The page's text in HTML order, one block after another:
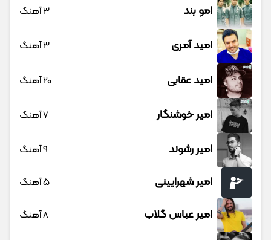
امو بند 3 آهنگ
امید آمری 3 آهنگ
امید عقابی 20 آهنگ
امیر خوشنگار 7 آهنگ
امیر رشوند 9 آهنگ
امیر شهرایینی 5 آهنگ
امیر عباس گلاب 8 آهنگ